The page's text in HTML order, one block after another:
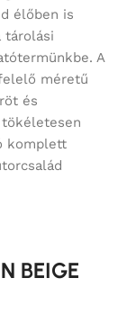
élőben is
tárolási
A
méretű
és
komplett
BEIGE